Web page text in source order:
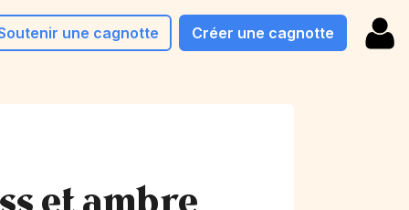
une cagnotte Créer une cagnotte